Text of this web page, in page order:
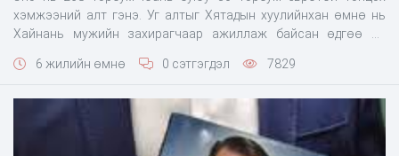
хэмжээний алт гэнэ. Уг алтыг Хятадын хуулийнхан өмнө нь
Хайнань мужийн захирагчаар ажиллаж байсан өдгөө 58
Экс захирагч нь энэ баялагаараа Хяятадын хамгийн баян хүн
Форбес сэтгүүлийн жагсаалтаар “Али Баба” компанийг
үндэслэгч нь 37 тэрбум долларын хөрөнгөтэй
6 жилийн өмнө 0 сэтгэгдэл 7829